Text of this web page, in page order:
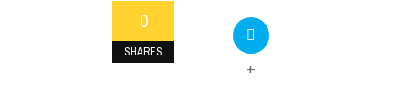
0
SHARES
+